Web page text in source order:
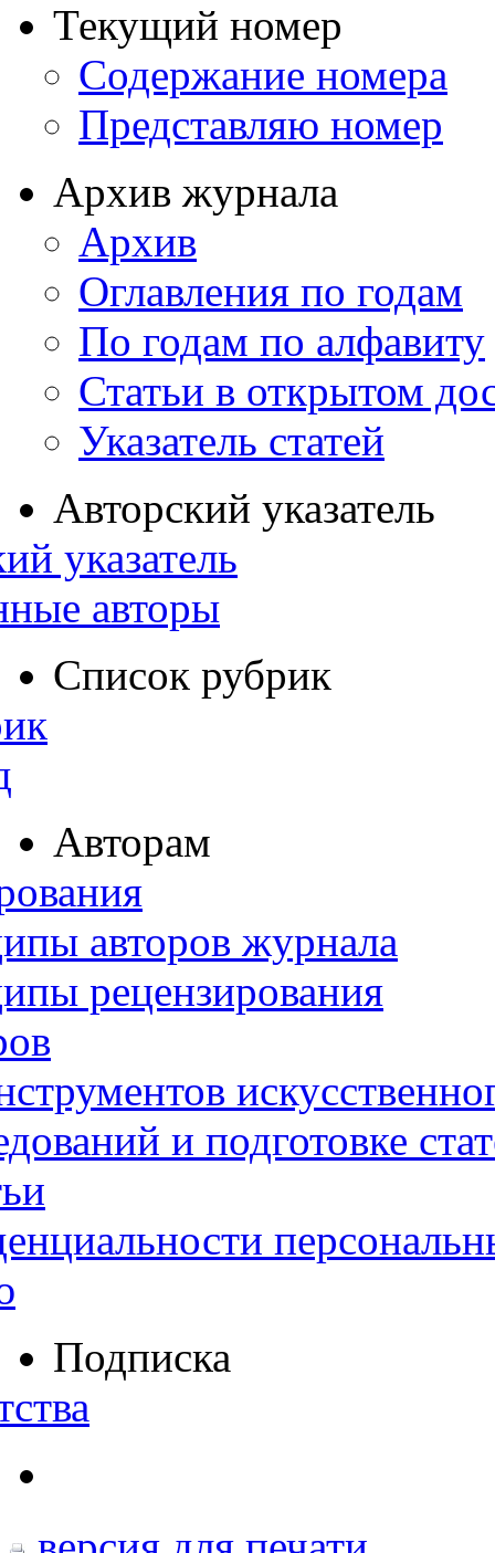
Текущий номер
Содержание номера
Представляю номер
Архив журнала
Архив
Оглавления по годам
По годам по алфавиту
Статьи в открытом
Указатель статей
Авторский указатель
указатель
авторы
Список рубрик
Авторам
авторов журнала
рецензирования
и подготовке
Подписка